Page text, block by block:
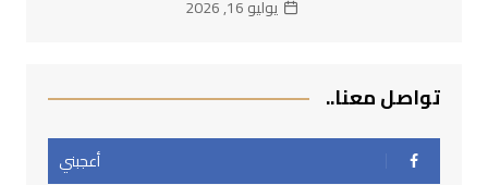
يوليو 16, 2026
تواصل معنا..
أعجبني